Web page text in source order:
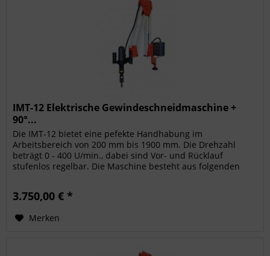
IMT-12 Elektrische Gewindeschneidmaschine +
90°...
Die IMT-12 bietet eine pefekte Handhabung im
Arbeitsbereich von 200 mm bis 1900 mm. Die Drehzahl
beträgt 0 - 400 U/min., dabei sind Vor- und Rücklauf
stufenlos regelbar. Die Maschine besteht aus folgenden
3.750,00 € *
Merken